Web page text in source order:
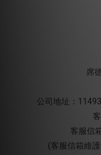
席
公司地址：
客服信
(客服信箱維